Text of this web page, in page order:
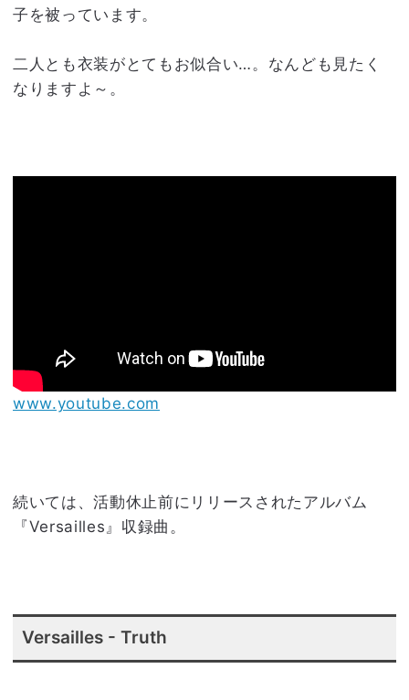
子を被っています。
二人とも衣装がとてもお似合い…。なんども見たく
なりますよ～。
www.youtube.com
続いては、活動休止前にリリースされたアルバム
『Versailles』収録曲。
Versailles - Truth